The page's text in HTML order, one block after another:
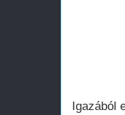
Igazából